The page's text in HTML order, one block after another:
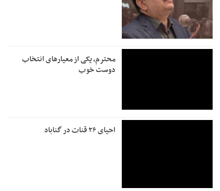
محترم، یکی از معیارهای انتخاب
دوست خوب
احیای ۲۶ قنات در گناباد